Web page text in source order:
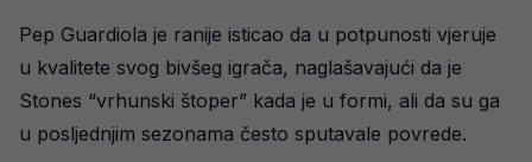
Pep Guardiola je ranije isticao da u potpunosti vjeruje
u kvalitete svog bivšeg igrača, naglašavajući da je
Stones “vrhunski štoper” kada je u formi, ali da su ga
u posljednjim sezonama često sputavale povrede.